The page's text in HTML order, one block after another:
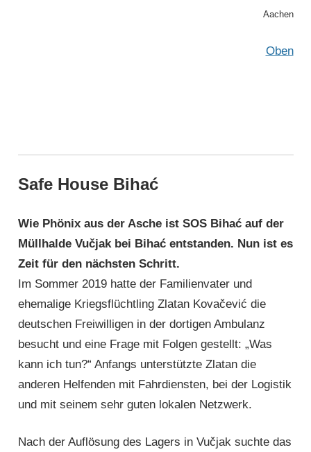
Aachen
Oben
Safe House Bihać
Wie Phönix aus der Asche ist SOS Bihać auf der
Müllhalde Vučjak bei Bihać entstanden. Nun ist es
Zeit für den nächsten Schritt.
Im Sommer 2019 hatte der Familienvater und
ehemalige Kriegs­flücht­ling Zlatan Kovačević die
deutschen Freiwilligen in der dortigen Ambulanz
besucht und eine Frage mit Folgen gestellt: „Was
kann ich tun?“ Anfangs unterstützte Zlatan die
anderen Helfenden mit Fahrdiensten, bei der Logistik
und mit seinem sehr guten lokalen Netzwerk.
Nach der Auflösung des Lagers in Vučjak suchte das